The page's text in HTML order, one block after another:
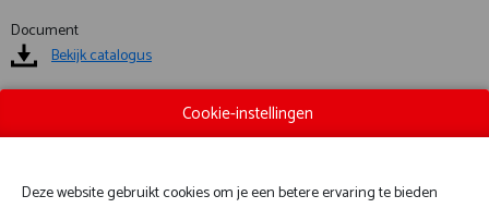
Document
Bekijk catalogus
CONTACTEER ONS
Cookie-instellingen
Deze website gebruikt cookies om je een betere ervaring te bieden